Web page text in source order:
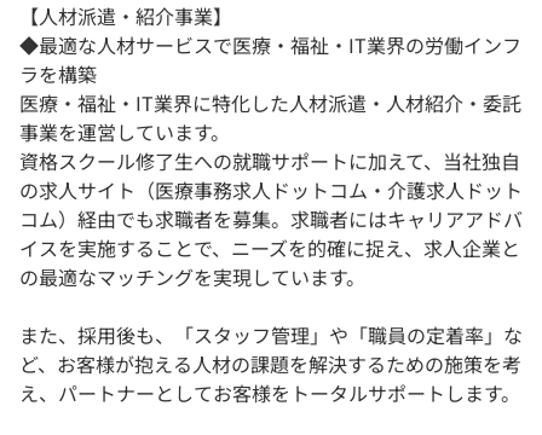
【人材派遣・紹介事業】
◆最適な人材サービスで医療・福祉・IT業界の労働インフ
ラを構築
医療・福祉・IT業界に特化した人材派遣・人材紹介・委託
事業を運営しています。
資格スクール修了生への就職サポートに加えて、当社独自
の求人サイト（医療事務求人ドットコム・介護求人ドット
コム）経由でも求職者を募集。求職者にはキャリアアドバ
イスを実施することで、ニーズを的確に捉え、求人企業と
の最適なマッチングを実現しています。
また、採用後も、「スタッフ管理」や「職員の定着率」な
ど、お客様が抱える人材の課題を解決するための施策を考
え、パートナーとしてお客様をトータルサポートします。